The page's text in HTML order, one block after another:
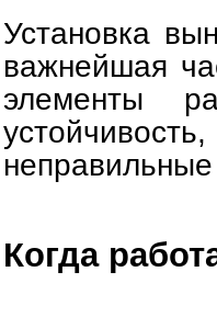
Установка
важнейшая
элементы
Когда